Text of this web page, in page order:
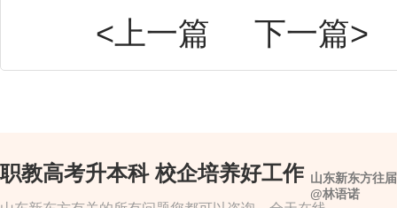
<上一篇 下一篇>
职教高考升本科 校企培养好工作 山东新东方往
@林语诺